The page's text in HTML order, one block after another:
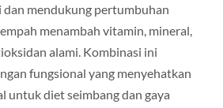
dan mendukung pertumbuhan
menambah vitamin, mineral,
alami. Kombinasi ini
fungsional yang menyehatkan
untuk diet seimbang dan gaya